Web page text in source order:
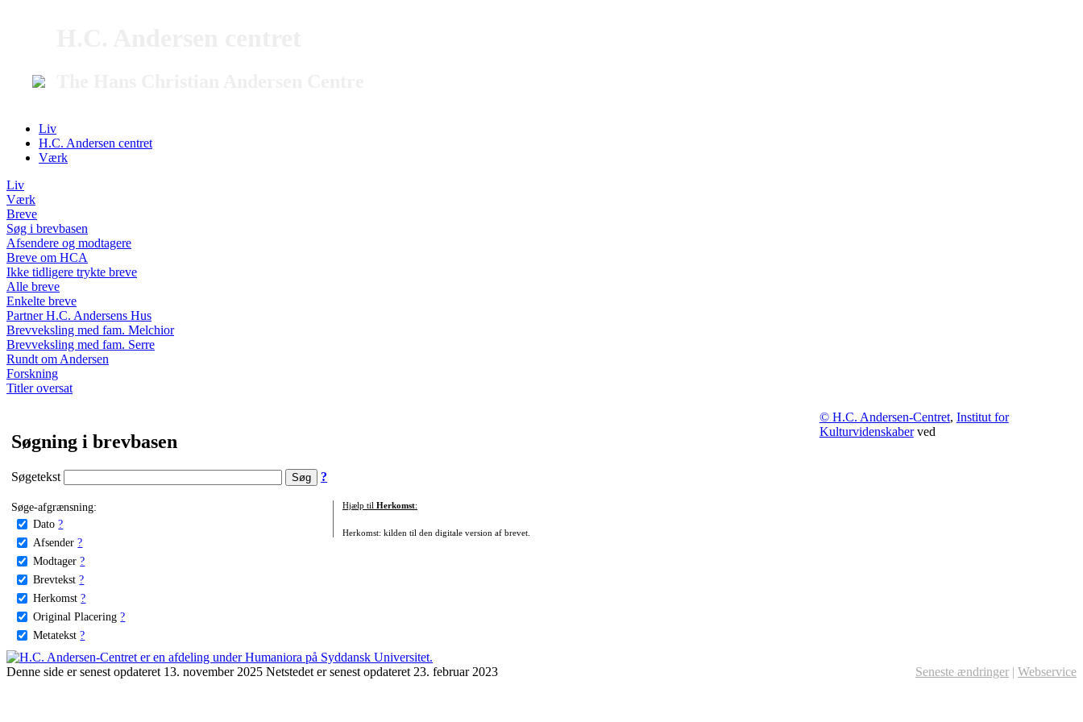
Liv
H.C. Andersen centret
Værk
Liv
Værk
Breve
Søg i brevbasen
Afsendere og modtagere
Breve om HCA
Ikke tidligere trykte breve
Alle breve
Enkelte breve
Partner H.C. Andersens Hus
Brevveksling med fam. Melchior
Brevveksling med fam. Serre
Rundt om Andersen
Forskning
Titler oversat
Søgning i brevbasen
Søgetekst ?
Søge-afgrænsning:
Dato ?
Afsender ?
Modtager ?
Brevtekst ?
Herkomst ?
Original Placering ?
Metatekst ?
Hjælp til Herkomst:
Herkomst: kilden til den digitale version af brevet.
© H.C. Andersen-Centret, Institut for
Kulturvidenskaberved
Denne side er senest opdateret 13. november 2025 Netstedet er senest opdateret 23. februar 2023 Seneste ændringer | Webservice